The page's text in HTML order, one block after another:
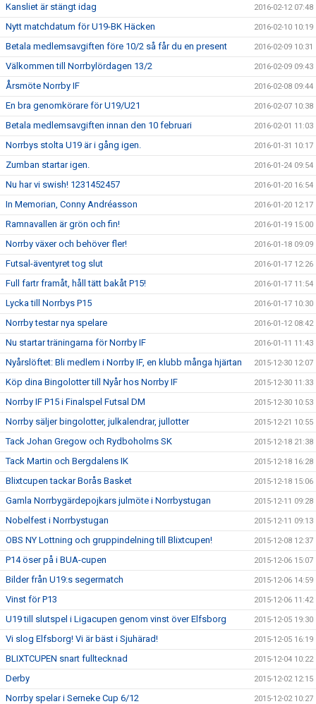
Kansliet är stängt idag 2016-02-12 07:48
Nytt matchdatum för U19-BK Häcken 2016-02-10 10:19
Betala medlemsavgiften före 10/2 så får du en present 2016-02-09 10:31
Välkommen till Norrbylördagen 13/2 2016-02-09 09:43
Årsmöte Norrby IF 2016-02-08 09:44
En bra genomkörare för U19/U21 2016-02-07 10:38
Betala medlemsavgiften innan den 10 februari 2016-02-01 11:03
Norrbys stolta U19 är i gång igen. 2016-01-31 10:17
Zumban startar igen. 2016-01-24 09:54
Nu har vi swish! 1231452457 2016-01-20 16:54
In Memorian, Conny Andréasson 2016-01-20 12:17
Ramnavallen är grön och fin! 2016-01-19 15:00
Norrby växer och behöver fler! 2016-01-18 09:09
Futsal-äventyret tog slut 2016-01-17 12:26
Full fartr framåt, håll tätt bakåt P15! 2016-01-17 11:54
Lycka till Norrbys P15 2016-01-17 10:30
Norrby testar nya spelare 2016-01-12 08:42
Nu startar träningarna för Norrby IF 2016-01-11 11:43
Nyårslöftet: Bli medlem i Norrby IF, en klubb många hjärtan 2015-12-30 12:07
Köp dina Bingolotter till Nyår hos Norrby IF 2015-12-30 11:33
Norrby IF P15 i Finalspel Futsal DM 2015-12-30 10:53
Norrby säljer bingolotter, julkalendrar, jullotter 2015-12-21 10:55
Tack Johan Gregow och Rydboholms SK 2015-12-18 21:38
Tack Martin och Bergdalens IK 2015-12-18 16:28
Blixtcupen tackar Borås Basket 2015-12-18 15:06
Gamla Norrbygärdepojkars julmöte i Norrbystugan 2015-12-11 09:28
Nobelfest i Norrbystugan 2015-12-11 09:13
OBS NY Lottning och gruppindelning till Blixtcupen! 2015-12-08 12:37
P14 öser på i BUA-cupen 2015-12-06 15:07
Bilder från U19:s segermatch 2015-12-06 14:59
Vinst för P13 2015-12-06 11:42
U19 till slutspel i Ligacupen genom vinst över Elfsborg 2015-12-05 19:30
Vi slog Elfsborg! Vi är bäst i Sjuhärad! 2015-12-05 16:19
BLIXTCUPEN snart fulltecknad 2015-12-04 10:22
Derby 2015-12-02 12:15
Norrby spelar i Serneke Cup 6/12 2015-12-02 10:27